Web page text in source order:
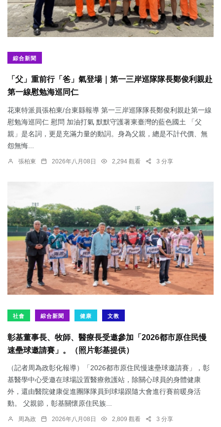
綜合新聞
「父」重前行「爸」氣登場｜第一三岸巡隊隊長鄭俊利親赴
第一線慰勉海巡同仁
花東特派員張柏東/台東縣報導 第一三岸巡隊隊長鄭俊利親赴第一線
慰勉海巡同仁 慰問 加油打氣 默默守護著東臺灣的藍色國土 「父
親」是名詞，更是充滿力量的動詞。身為父親，總是不計代價、無
怨無悔...
張柏東 2026年八月08日 2,294 觀看 3 分享
社會 綜合新聞 健康 文教
彰基董事長、牧師、醫療長受邀參加「2026都市原住民慢
速壘球邀請賽」。（照片彰基提供）
（記者周為政彰化報導）「2026都市原住民慢速壘球邀請賽」，彰
基醫學中心受邀在球場設置醫療救護站，除關心球員的身體健康
外，還由醫院健康促進團隊隊員到球場跟隨大會進行賽前暖身活
動。 父親節，彰基關懷原住民族...
周為政 2026年八月08日 2,809 觀看 3 分享